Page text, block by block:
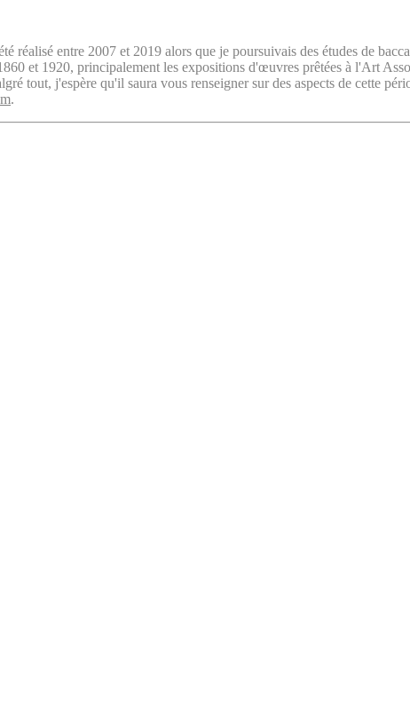
réalisé entre 2007 et 2019 alors que je poursuivais des études de
et 1920, principalement les expositions d'œuvres prêtées à l'Art
tout, j'espère qu'il saura vous renseigner sur des aspects de cette
.